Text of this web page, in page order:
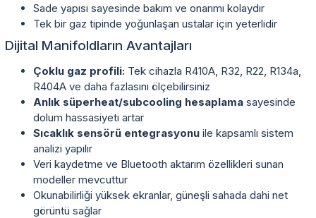
Sade yapısı sayesinde bakım ve onarımı kolaydır
Tek bir gaz tipinde yoğunlaşan ustalar için yeterlidir
Dijital Manifoldların Avantajları
Çoklu gaz profili: Tek cihazla R410A, R32, R22, R134a,
R404A ve daha fazlasını ölçebilirsiniz
Anlık süperheat/subcooling hesaplama sayesinde
dolum hassasiyeti artar
Sıcaklık sensörü entegrasyonu ile kapsamlı sistem
analizi yapılır
Veri kaydetme ve Bluetooth aktarım özellikleri sunan
modeller mevcuttur
Okunabilirliği yüksek ekranlar, güneşli sahada dahi net
görüntü sağlar